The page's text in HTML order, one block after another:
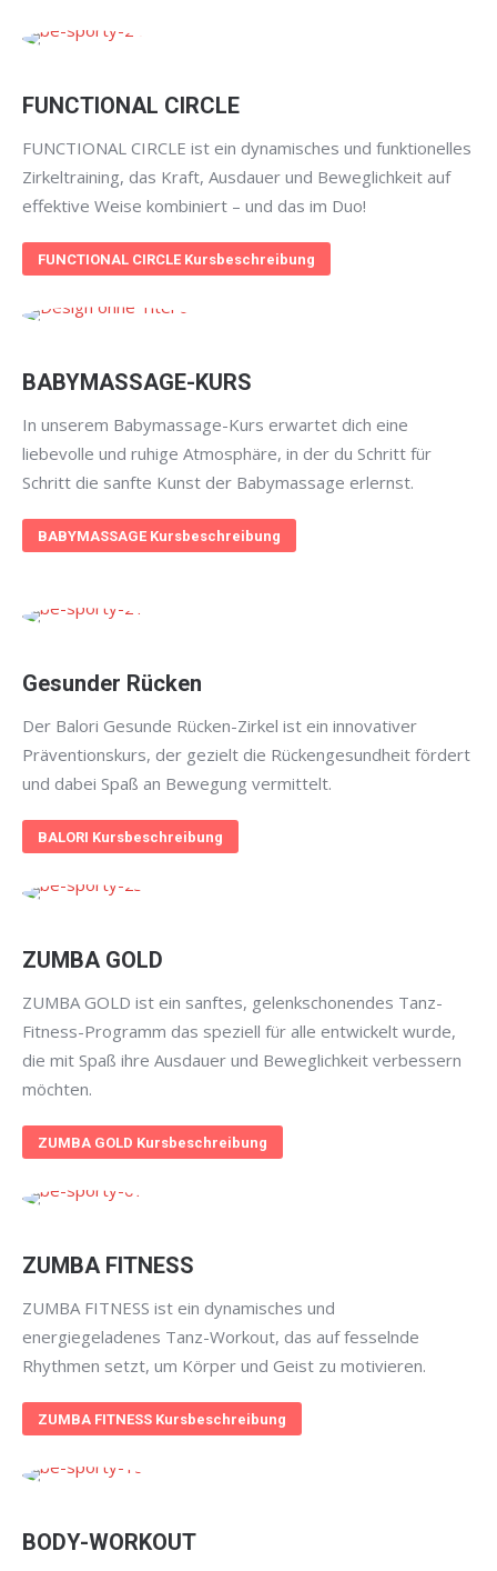
FUNCTIONAL CIRCLE
FUNCTIONAL CIRCLE ist ein dynamisches und funktionelles
Zirkeltraining, das Kraft, Ausdauer und Beweglichkeit auf
effektive Weise kombiniert – und das im Duo!
FUNCTIONAL CIRCLE Kursbeschreibung
BABYMASSAGE-KURS
In unserem Babymassage-Kurs erwartet dich eine
liebevolle und ruhige Atmosphäre, in der du Schritt für
Schritt die sanfte Kunst der Babymassage erlernst.
BABYMASSAGE Kursbeschreibung
Gesunder Rücken
Der Balori Gesunde Rücken-Zirkel ist ein innovativer
Präventionskurs, der gezielt die Rückengesundheit fördert
und dabei Spaß an Bewegung vermittelt.
BALORI Kursbeschreibung
ZUMBA GOLD
ZUMBA GOLD ist ein sanftes, gelenkschonendes Tanz-
Fitness-Programm das speziell für alle entwickelt wurde,
die mit Spaß ihre Ausdauer und Beweglichkeit verbessern
möchten.
ZUMBA GOLD Kursbeschreibung
ZUMBA FITNESS
ZUMBA FITNESS ist ein dynamisches und
energiegeladenes Tanz-Workout, das auf fesselnde
Rhythmen setzt, um Körper und Geist zu motivieren.
ZUMBA FITNESS Kursbeschreibung
BODY-WORKOUT